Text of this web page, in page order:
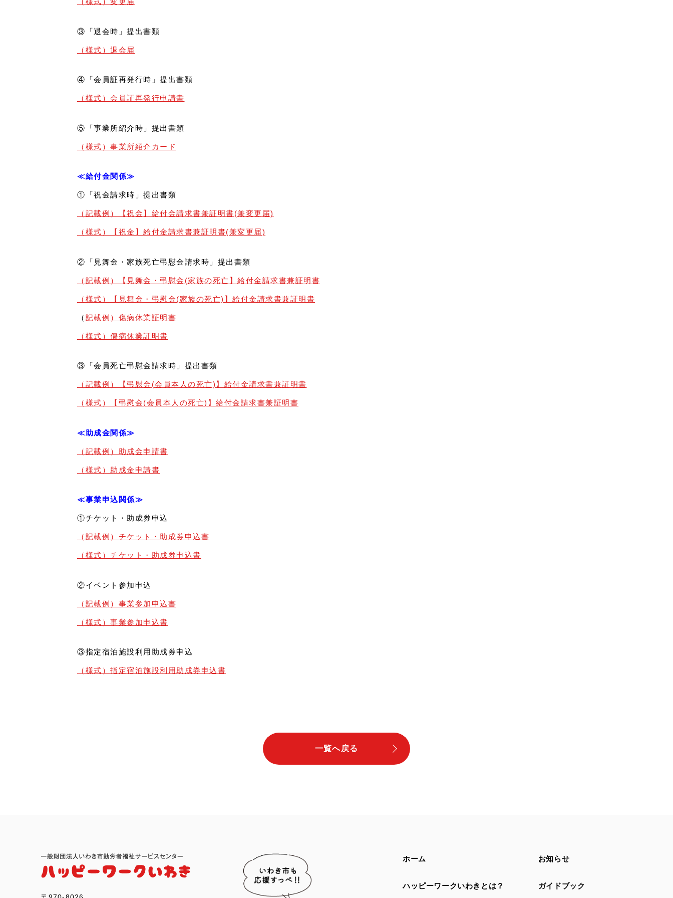
③「退会時」提出書類
（様式）退会届
④「会員証再発行時」提出書類
（様式）会員証再発行申請書
⑤「事業所紹介時」提出書類
（様式）事業所紹介カード
≪給付金関係≫
①「祝金請求時」提出書類
（記載例）【祝金】給付金請求書兼証明書(兼変更届)
（様式）【祝金】給付金請求書兼証明書(兼変更届)
②「見舞金・家族死亡弔慰金請求時」提出書類
（記載例）【見舞金・弔慰金(家族の死亡】給付金請求書兼証明書
（様式）【見舞金・弔慰金(家族の死亡)】給付金請求書兼証明書
（ 記載例）傷病休業証明書
（様式）傷病休業証明書
③「会員死亡弔慰金請求時」提出書類
（記載例）【弔慰金(会員本人の死亡)】給付金請求書兼証明書
（様式）【弔慰金(会員本人の死亡)】給付金請求書兼証明書
≪助成金関係≫
（記載例）助成金申請書
（様式）助成金申請書
≪事業申込関係≫
①チケット・助成券申込
（記載例）チケット・助成券申込書
（様式）チケット・助成券申込書
②イベント参加申込
（記載例）事業参加申込書
（様式）事業参加申込書
③指定宿泊施設利用助成券申込
（様式）指定宿泊施設利用助成券申込書
一覧へ戻る
ホーム
ハッピーワークいわきとは？
お知らせ
ガイドブック